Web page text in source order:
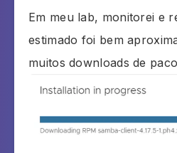
Em meu lab, monitorei e
estimado foi bem
muitos downloads de